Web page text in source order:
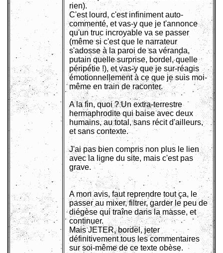
rien).
C'est lourd, c'est infiniment auto-
commenté, et vas-y que je t'annonce
qu'un truc incroyable va se passer
(même si c'est que le narrateur
s'adosse à la paroi de sa véranda,
putain quelle surprise, bordel, quelle
péripétie !), et vas-y que je sur-réagis
émotionnellement à ce que je suis moi-
même en train de raconter.
A la fin, quoi ? Un extra-terrestre
hermaphrodite qui baise avec deux
humains, au total, sans récit d'ailleurs,
et sans contexte.
J'ai pas bien compris non plus le lien
avec la ligne du site, mais c'est pas
grave.
A mon avis, faut reprendre tout ça, le
passer au mixer, filtrer, garder le peu de
diégèse qui traîne dans la masse, et
continuer.
Mais JETER, bordel, jeter
définitivement tous les commentaires
sur soi-même de ce texte obèse.